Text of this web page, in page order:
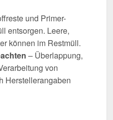
und Primer-
entsorgen. Leere,
können im Restmüll.
– Überlappung,
von
Herstellerangaben